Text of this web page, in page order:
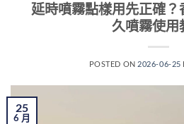
延時噴霧點樣用先正確
久噴霧使用
POSTED ON 2026-06-25
25
6 月